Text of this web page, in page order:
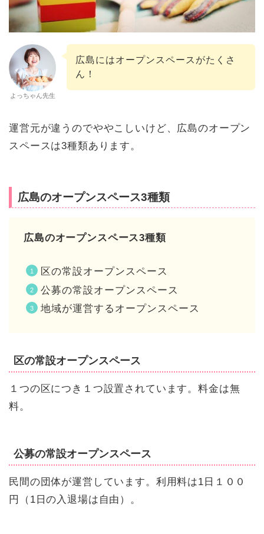
よっちゃん先生
広島にはオープンスペースがたくさ
ん！
運営元が違うのでややこしいけど、広島のオープン
スペースは3種類あります。
広島のオープンスペース3種類
広島のオープンスペース3種類
区の常設オープンスペース
公募の常設オープンスペース
地域が運営するオープンスペース
区の常設オープンスペース
１つの区につき１つ設置されています。料金は無
料。
公募の常設オープンスペース
民間の団体が運営しています。利用料は1日１００
円（1日の入退場は自由）。